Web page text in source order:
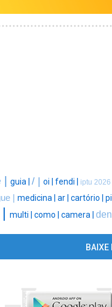
guia | / | oi | fendi | iptu 2026 |
| medicina | ar | cartório |
multi | como | camera |
BAIXE